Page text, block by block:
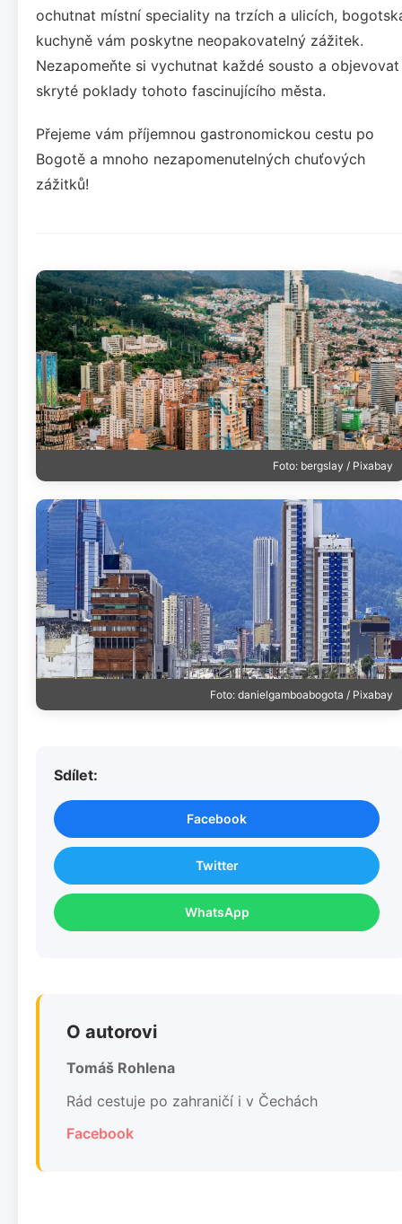
ochutnat místní speciality na trzích a ulicích,
kuchyně vám poskytne neopakovatelný zážitek.
Nezapomeňte si vychutnat každé sousto a objevovat
skryté poklady tohoto fascinujícího města.
Přejeme vám příjemnou gastronomickou cestu po
Bogotě a mnoho nezapomenutelných chuťových
zážitků!
Foto: bergslay / Pixabay
Foto: danielgamboabogota / Pixabay
Sdílet:
Facebook
Twitter
WhatsApp
O autorovi
Tomáš Rohlena
Rád cestuje po zahraničí i v Čechách
Facebook